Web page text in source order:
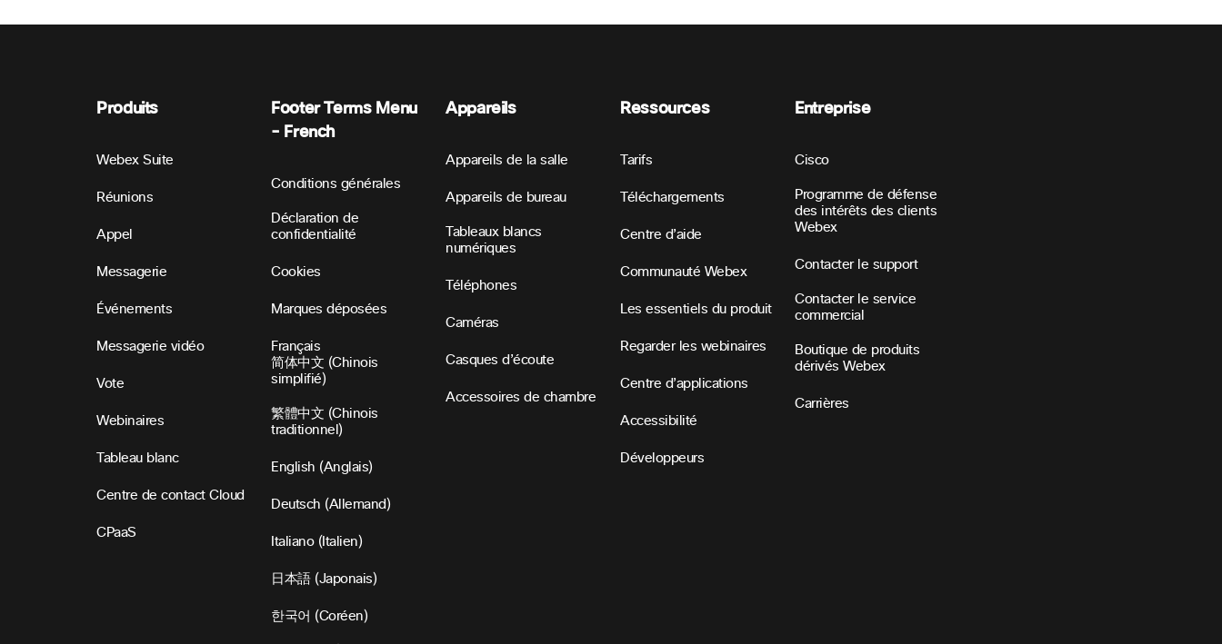
Produits
Webex Suite
Réunions
Appel
Messagerie
Événements
Messagerie vidéo
Vote
Webinaires
Tableau blanc
Centre de contact Cloud
CPaaS
Footer Terms Menu
- French
Conditions générales
Déclaration de
confidentialité
Cookies
Marques déposées
Français
简体中文 (Chinois
simplifié)
繁體中文 (Chinois
traditionnel)
English (Anglais)
Deutsch (Allemand)
Italiano (Italien)
日本語 (Japonais)
한국어 (Coréen)
Appareils
Appareils de la salle
Appareils de bureau
Tableaux blancs
numériques
Téléphones
Caméras
Casques d’écoute
Accessoires de chambre
Ressources
Tarifs
Téléchargements
Centre d’aide
Communauté Webex
Les essentiels du produit
Regarder les webinaires
Centre d’applications
Accessibilité
Développeurs
Entreprise
Cisco
Programme de défense
des intérêts des clients
Webex
Contacter le support
Contacter le service
commercial
Boutique de produits
dérivés Webex
Carrières